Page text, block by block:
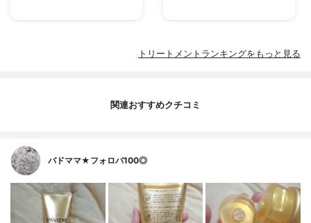
トリートメントランキングをもっと見る
関連おすすめクチコミ
バドママ★フォロバ100◎